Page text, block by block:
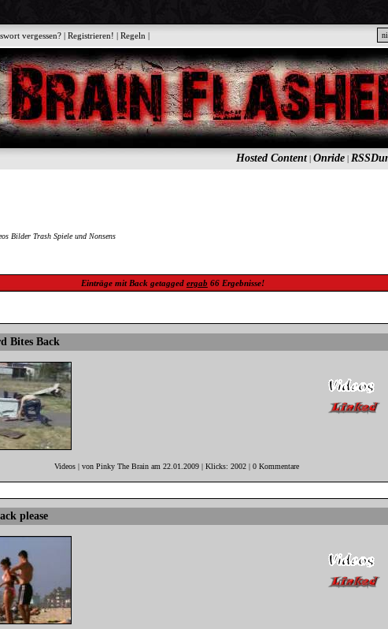
vergessen? |Registrieren! |Regeln |
Hosted Content| Onride|
Bilder Trash Spiele und Nonsens
Einträge mit Backgetagged ergab 66Ergebnisse!
Bites Back
Videos | von Pinky The Brain am 22.01.2009 | Klicks: 2002 | 0 Kommentare
please